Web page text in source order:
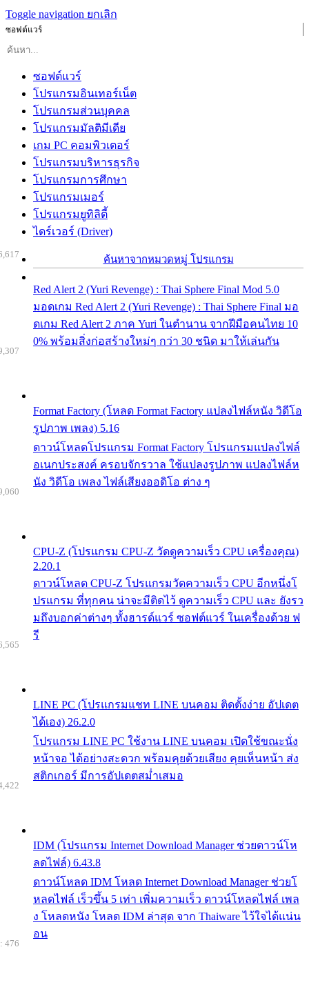
Toggle navigation ยกเลิก
ซอฟต์แวร์
ซอฟต์แวร์
โปรแกรมอินเทอร์เน็ต
โปรแกรมส่วนบุคคล
โปรแกรมมัลติมีเดีย
เกม PC คอมพิวเตอร์
โปรแกรมบริหารธุรกิจ
โปรแกรมการศึกษา
โปรแกรมเมอร์
โปรแกรมยูทิลิตี้
ไดร์เวอร์ (Driver)
ค้นหาจากหมวดหมู่ โปรแกรม
Red Alert 2 (Yuri Revenge) : Thai Sphere Final Mod 5.0
มอดเกม Red Alert 2 (Yuri Revenge) : Thai Sphere Final มอ
ดเกม Red Alert 2 ภาค Yuri ในตำนาน จากฝีมือคนไทย 10
0% พร้อมสิ่งก่อสร้างใหม่ๆ กว่า 30 ชนิด มาให้เล่นกัน
Format Factory (โหลด Format Factory แปลงไฟล์หนัง วิดีโอ
รูปภาพ เพลง) 5.16
ดาวน์โหลดโปรแกรม Format Factory โปรแกรมแปลงไฟล์
อเนกประสงค์ ครอบจักรวาล ใช้แปลงรูปภาพ แปลงไฟล์ห
นัง วิดีโอ เพลง ไฟล์เสียงออดิโอ ต่าง ๆ
CPU-Z (โปรแกรม CPU-Z วัดดูความเร็ว CPU เครื่องคุณ)
2.20.1
ดาวน์โหลด CPU-Z โปรแกรมวัดความเร็ว CPU อีกหนึ่งโ
ปรแกรม ที่ทุกคน น่าจะมีติดไว้ ดูความเร็ว CPU และ ยังรว
มถึงบอกค่าต่างๆ ทั้งฮารด์แวร์ ซอฟต์แวร์ ในเครื่องด้วย ฟ
รี
LINE PC (โปรแกรมแชท LINE บนคอม ติดตั้งง่าย อัปเดต
ได้เอง) 26.2.0
โปรแกรม LINE PC ใช้งาน LINE บนคอม เปิดใช้ขณะนั่ง
หน้าจอ ได้อย่างสะดวก พร้อมคุยด้วยเสียง คุยเห็นหน้า ส่ง
สติกเกอร์ มีการอัปเดตสม่ำเสมอ
IDM (โปรแกรม Internet Download Manager ช่วยดาวน์โห
ลดไฟล์) 6.43.8
ดาวน์โหลด IDM โหลด Internet Download Manager ช่วยโ
หลดไฟล์ เร็วขึ้น 5 เท่า เพิ่มความเร็ว ดาวน์โหลดไฟล์ เพล
ง โหลดหนัง โหลด IDM ล่าสุด จาก Thaiware ไว้ใจได้แน่น
อน
476